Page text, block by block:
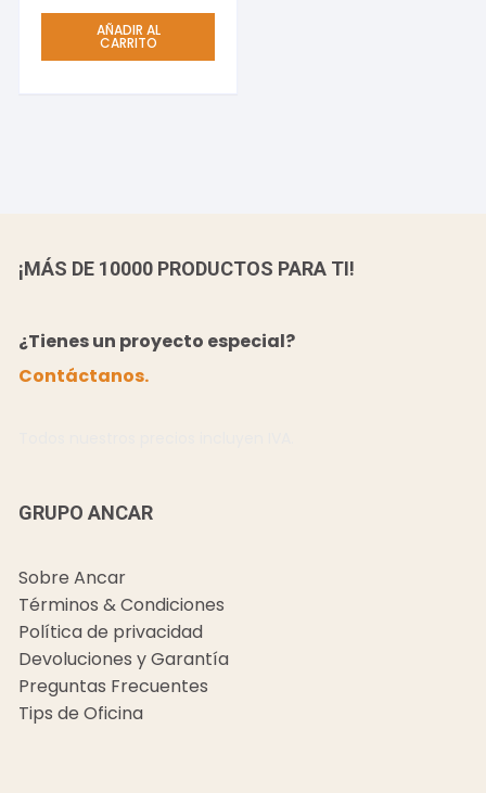
AÑADIR AL
CARRITO
¡MÁS DE 10000 PRODUCTOS PARA TI!
¿Tienes un proyecto especial?
Contáctanos.
GRUPO ANCAR
Sobre Ancar
Términos & Condiciones
Política de privacidad
Devoluciones y Garantía
Preguntas Frecuentes
Tips de Oficina